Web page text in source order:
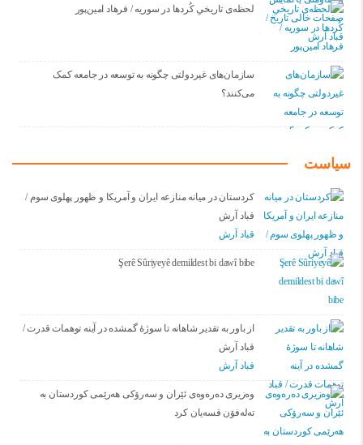
لحظه‌ی تاریخیِ کُردها در سوریه / فرهاد امین‌پور
سازمان‌های غیردولتی چگونه به توسعه در جامعه کمک
می‌کنند؟
سیاست
کردستان در میانه منازعە ایران و آمریکا و ظهور پهلوی سوم /
قباد آرش
قباد آرش
Şerê Sûriyeyê demildest bi dawî bibe
از باور بە تقدیر شاهانه تا سوژهٔ گمشده در آینه توهمات قدرت /
قباد آرش
قباد آرش
وەزیری دەرەوەی ئێران و سەرۆکی هەرێمی کوردستان بە
تەلەفۆن قسەیان کرد